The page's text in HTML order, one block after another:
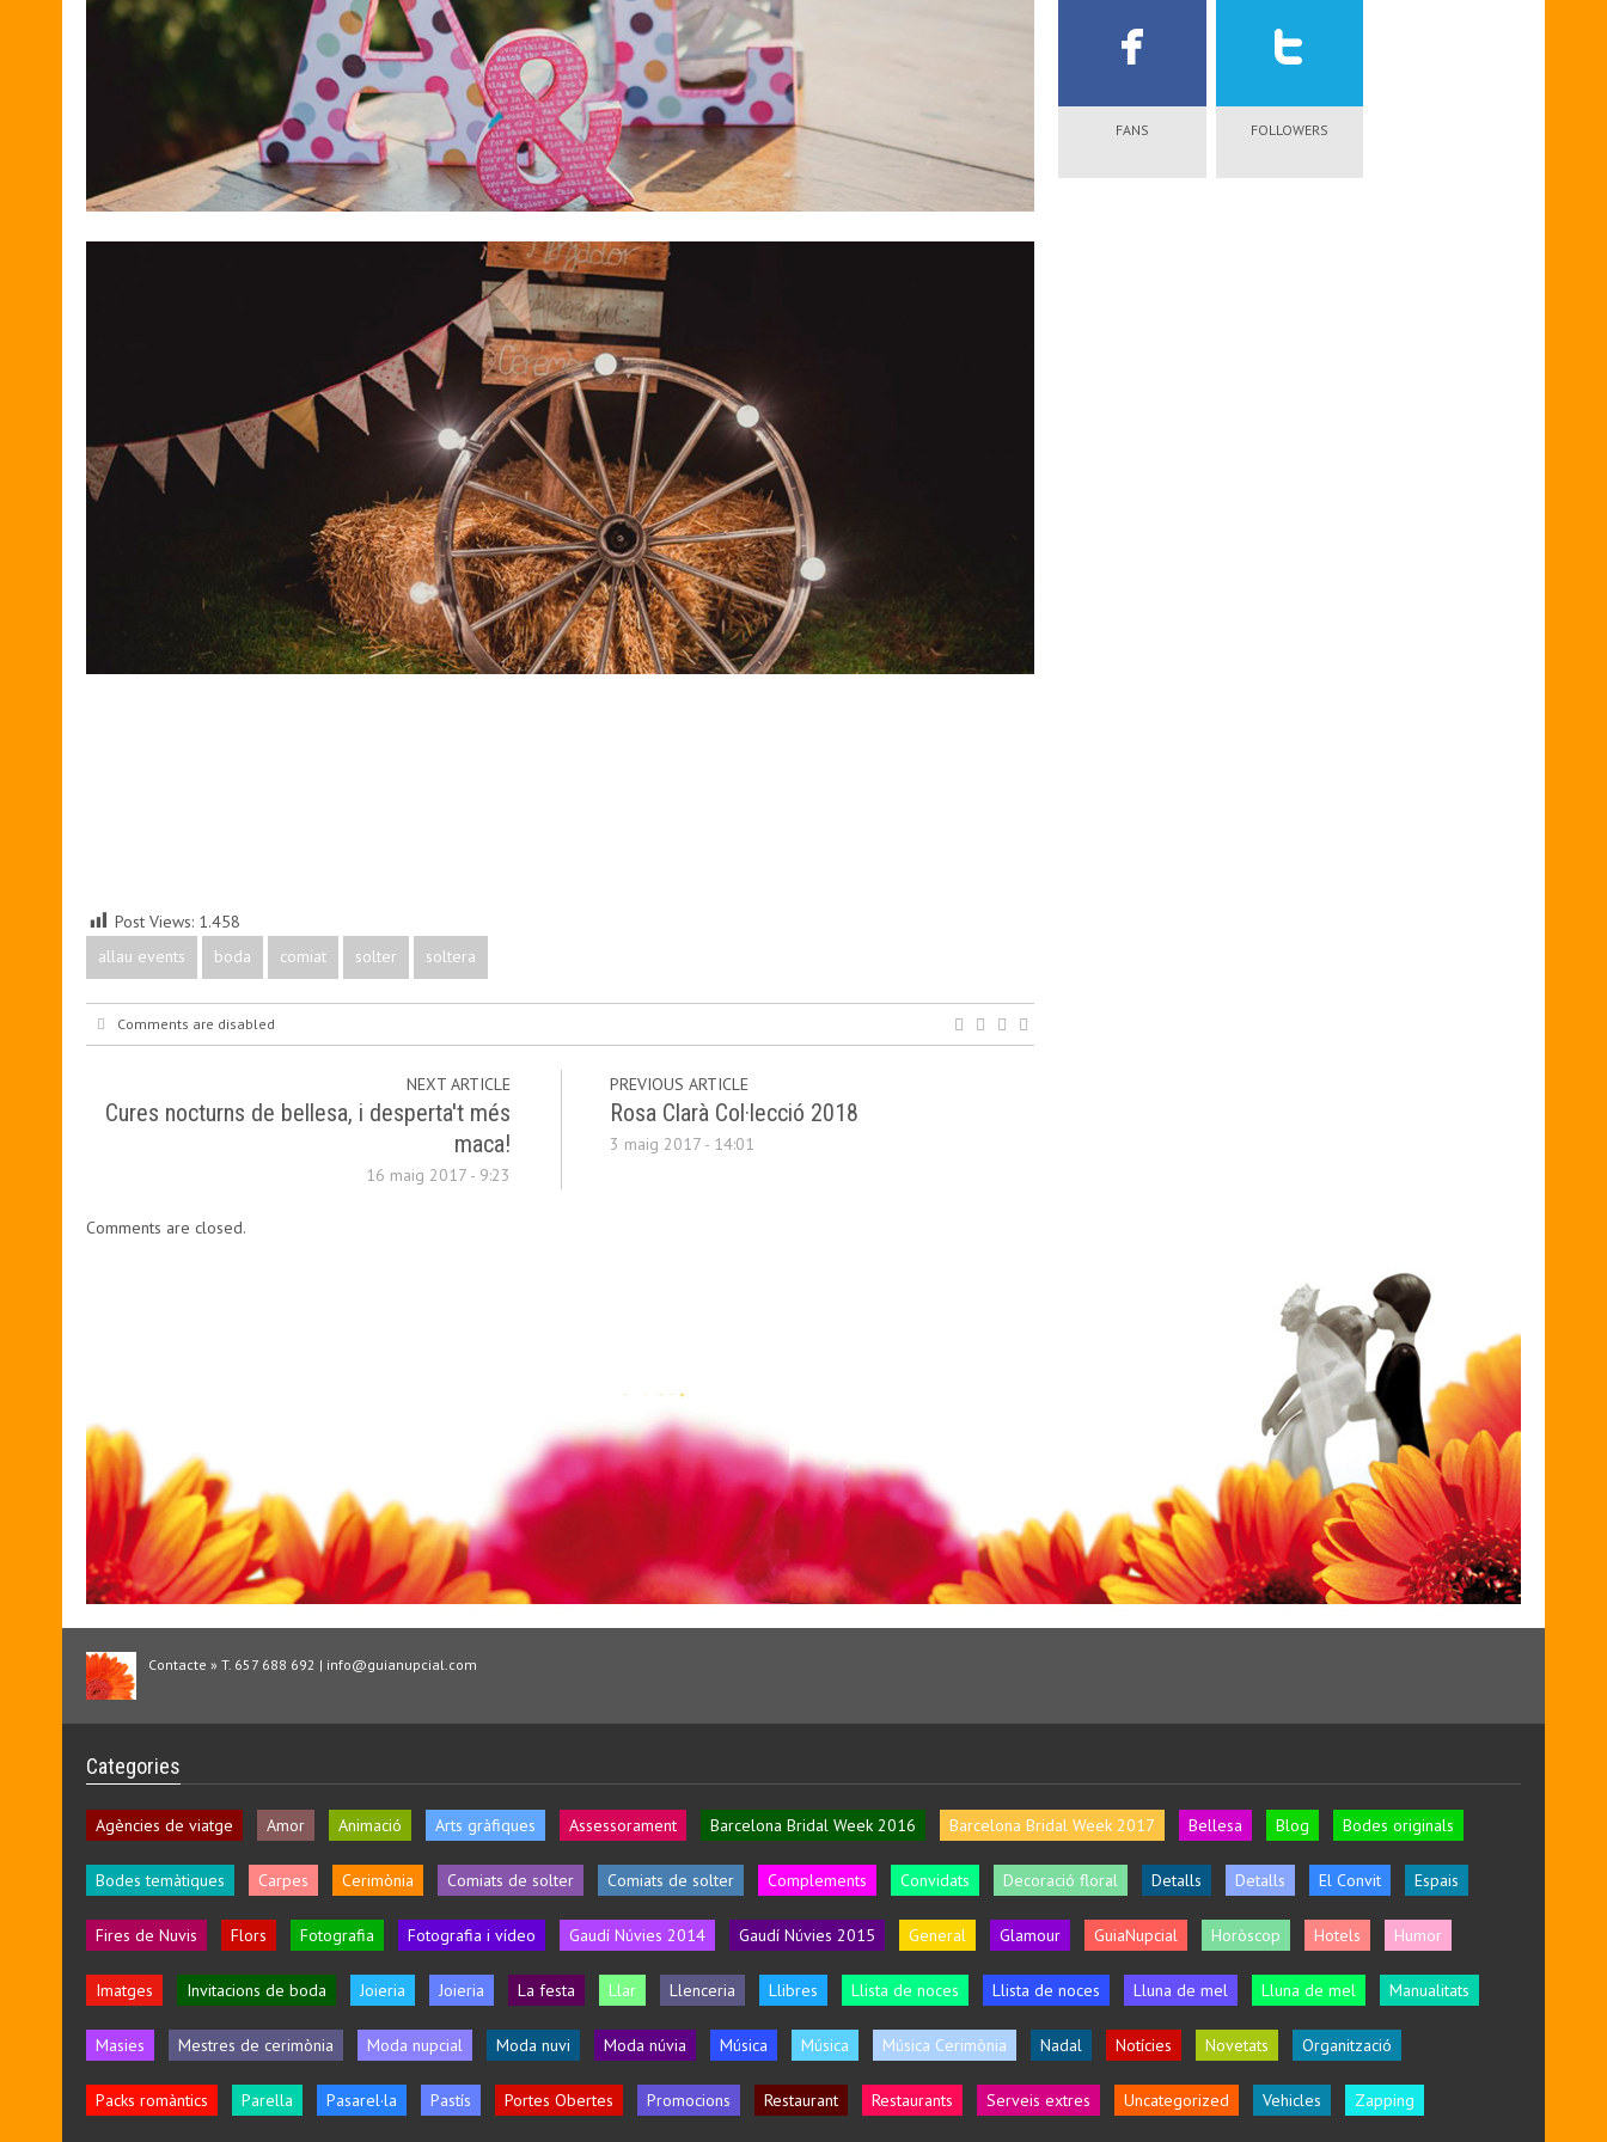
Post Views: 1.458
allau events
boda comiat solter soltera
Comments are disabled
NEXT ARTICLE
Cures nocturns de bellesa, i desperta't més
maca!
16 maig 2017 - 9:23
PREVIOUS ARTICLE
Rosa Clarà Col·lecció 2018
3 maig 2017 - 14:01
Comments are closed.
FANS FOLLOWERS
Contacte » T. 657 688 692 | info@guianupcial.com
Categories
Agències de viatge Amor Animació Arts gràfiques Assessorament Barcelona Bridal Week 2016 Barcelona Bridal Week 2017 Bellesa Blog Bodes originals
Bodes temàtiques Carpes Cerimònia Comiats de solter Comiats de solter Complements Convidats Decoració floral Detalls Detalls El Convit Espais
Fires de Nuvis Flors Fotografia Fotografia i vídeo Gaudí Núvies 2014 Gaudí Núvies 2015 General Glamour GuiaNupcial Horòscop Hotels Humor
Imatges Invitacions de boda Joieria Joieria La festa Llar Llenceria Llibres Llista de noces Llista de noces Lluna de mel Lluna de mel Manualitats
Masies Mestres de cerimònia Moda nupcial Moda nuvi Moda núvia Música Música Música Cerimònia Nadal Notícies Novetats Organització
Packs romàntics Parella Pasarel·la Pastís Portes Obertes Promocions Restaurant Restaurants Serveis extres Uncategorized Vehicles Zapping